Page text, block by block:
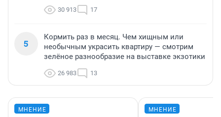
30 913 17
5
Кормить раз в месяц. Чем хищным или
необычным украсить квартиру — смотрим
зелёное разнообразие на выставке экзотики
26 983 13
МНЕНИЕ МНЕНИЕ